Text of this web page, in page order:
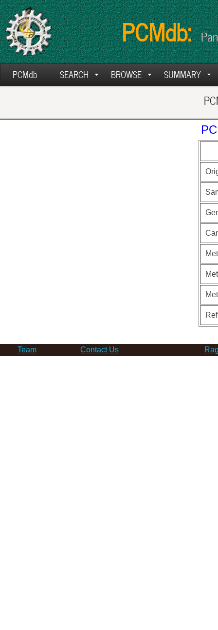
PCMdb:
PCMdb SEARCH BROWSE SUMMARY
Team Contact Us